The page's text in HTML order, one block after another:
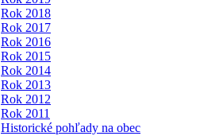
Rok 2018
Rok 2017
Rok 2016
Rok 2015
Rok 2014
Rok 2013
Rok 2012
Rok 2011
Historické pohľady na obec